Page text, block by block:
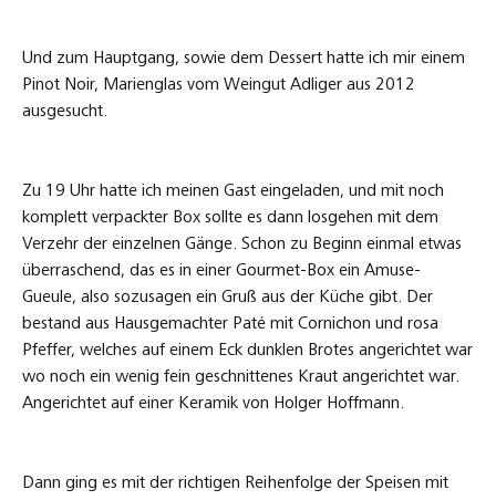
Und zum Hauptgang, sowie dem Dessert hatte ich mir einem
Pinot Noir, Marienglas vom Weingut Adliger aus 2012
ausgesucht.
Zu 19 Uhr hatte ich meinen Gast eingeladen, und mit noch
komplett verpackter Box sollte es dann losgehen mit dem
Verzehr der einzelnen Gänge. Schon zu Beginn einmal etwas
überraschend, das es in einer Gourmet-Box ein Amuse-
Gueule, also sozusagen ein Gruß aus der Küche gibt. Der
bestand aus Hausgemachter Paté mit Cornichon und rosa
Pfeffer, welches auf einem Eck dunklen Brotes angerichtet war
wo noch ein wenig fein geschnittenes Kraut angerichtet war.
Angerichtet auf einer Keramik von Holger Hoffmann.
Dann ging es mit der richtigen Reihenfolge der Speisen mit